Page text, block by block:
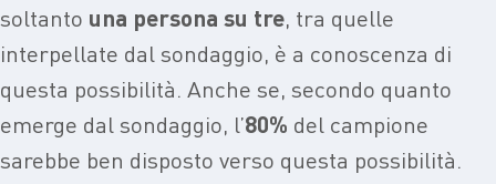
soltanto una persona su tre, tra quelle
interpellate dal sondaggio, è a conoscenza di
questa possibilità. Anche se, secondo quanto
emerge dal sondaggio, l’80% del campione
sarebbe ben disposto verso questa possibilità.